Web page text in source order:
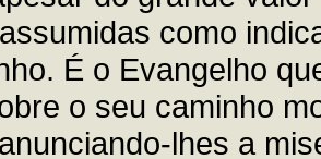
como
É o Evangelho
o seu caminho
lhes a